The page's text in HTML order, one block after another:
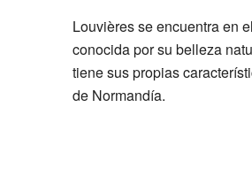
Louvières se encuentra en el
conocida por su belleza
tiene sus propias
de Normandía.